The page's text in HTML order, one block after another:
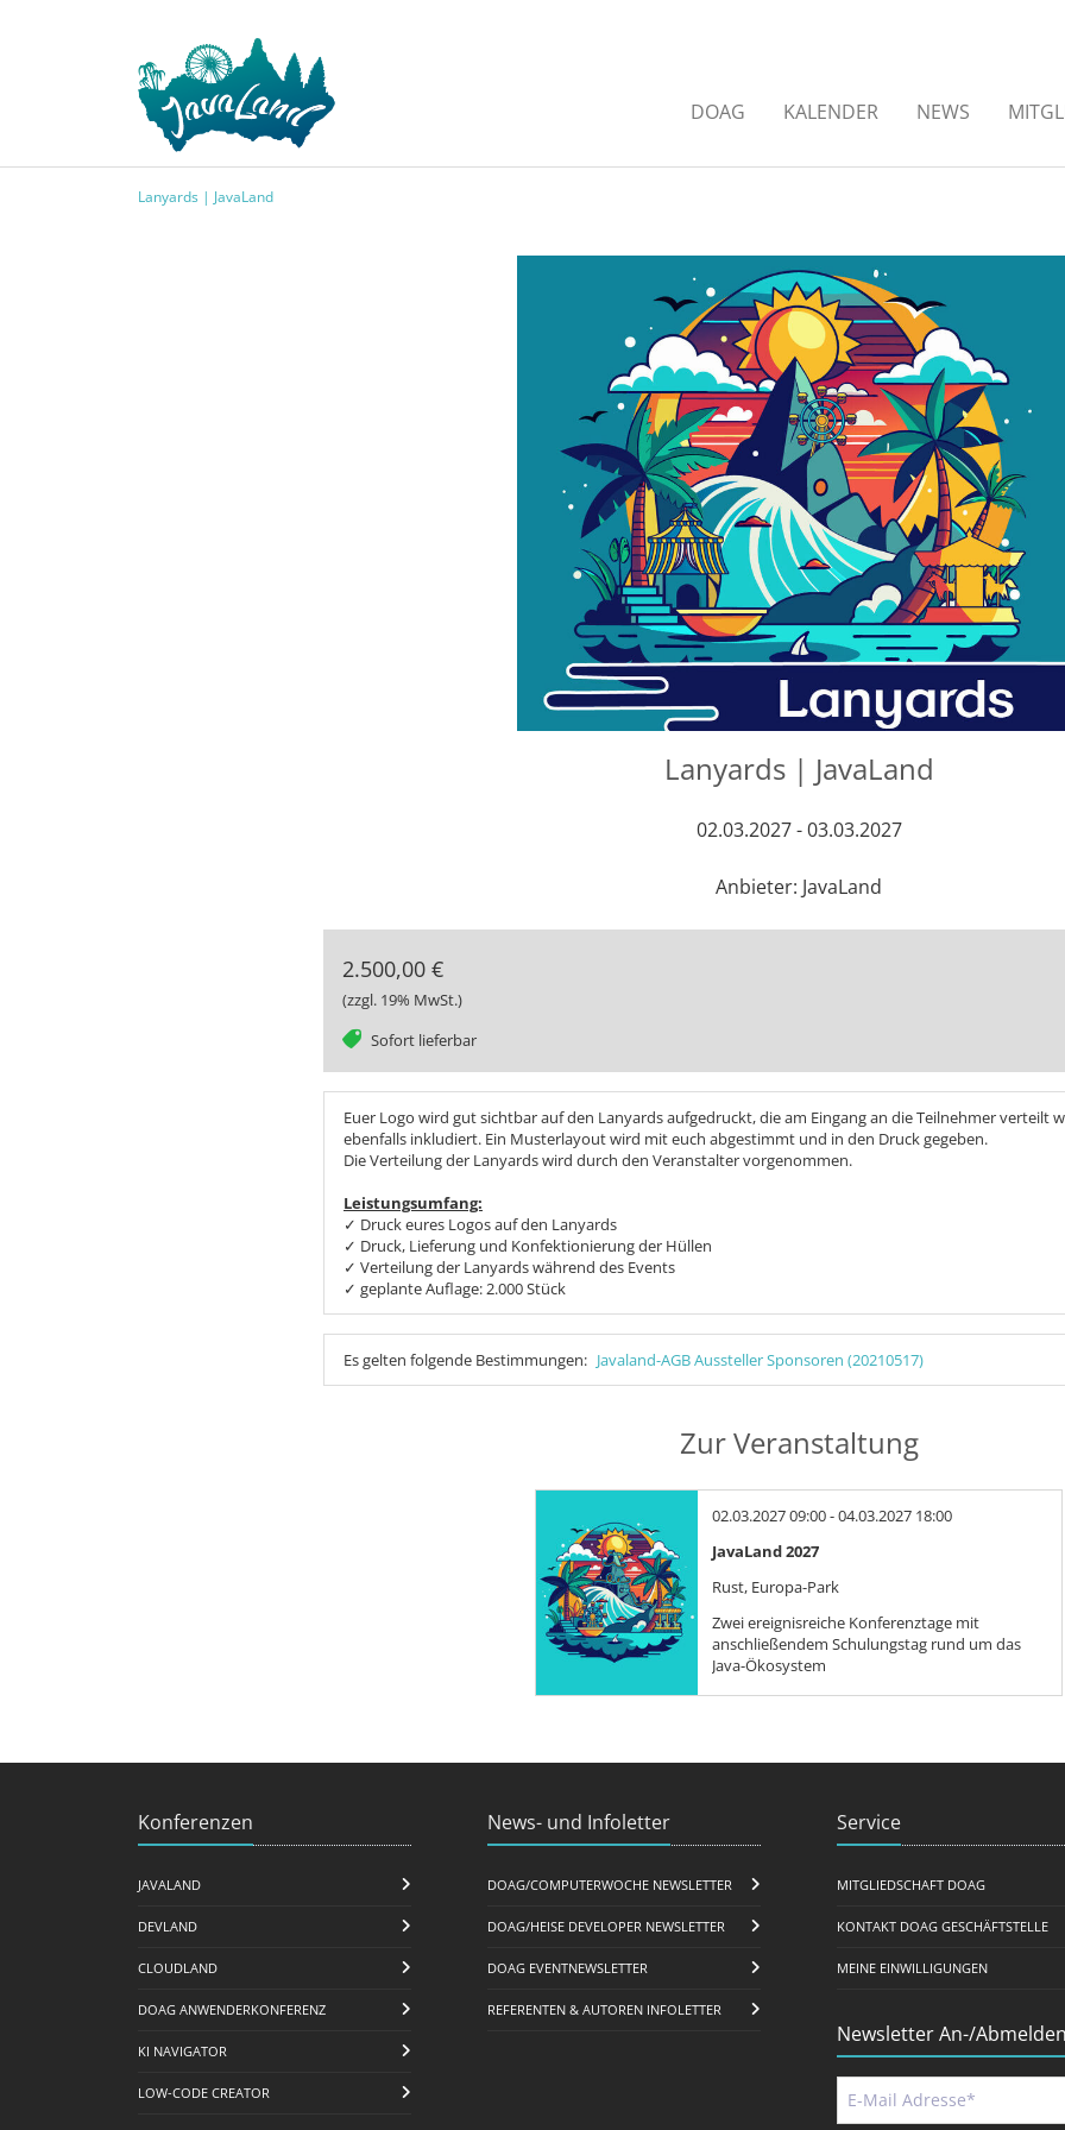
DOAG KALENDER NEWS
Lanyards | JavaLand
Lanyards | JavaLand
02.03.2027 - 03.03.2027
Anbieter: JavaLand
2.500,00 €
(zzgl. 19% MwSt.)
Sofort lieferbar
tag
Euer Logo wird gut sichtbar auf den Lanyards aufgedruckt, die am Eingang an die Teilnehmer verteilt
ebenfalls inkludiert. Ein Musterlayout wird mit euch abgestimmt und in den Druck gegeben.
Die Verteilung der Lanyards wird durch den Veranstalter vorgenommen.
Leistungsumfang:
✓ Druck eures Logos auf den Lanyards
✓ Druck, Lieferung und Konfektionierung der Hüllen
✓ Verteilung der Lanyards während des Events
✓ geplante Auflage: 2.000 Stück
Es gelten folgende Bestimmungen: Javaland-AGB Aussteller Sponsoren (20210517)
Zur Veranstaltung
02.03.2027 09:00 - 04.03.2027 18:00
JavaLand 2027
Rust, Europa-Park
Zwei ereignisreiche Konferenztage mit
anschließendem Schulungstag rund um das
Java-Ökosystem
Konferenzen
JAVALAND
DEVLAND
CLOUDLAND
DOAG ANWENDERKONFERENZ
KI NAVIGATOR
LOW-CODE CREATOR
News- und Infoletter
DOAG/COMPUTERWOCHE NEWSLETTER
DOAG/HEISE DEVELOPER NEWSLETTER
DOAG EVENTNEWSLETTER
REFERENTEN & AUTOREN INFOLETTER
Service
MITGLIEDSCHAFT DOAG
KONTAKT DOAG GESCHÄFTSTELLE
MEINE EINWILLIGUNGEN
Newsletter An-/Abmelden